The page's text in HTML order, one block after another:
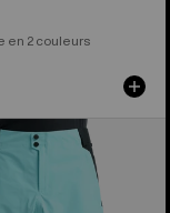
en 2 couleurs